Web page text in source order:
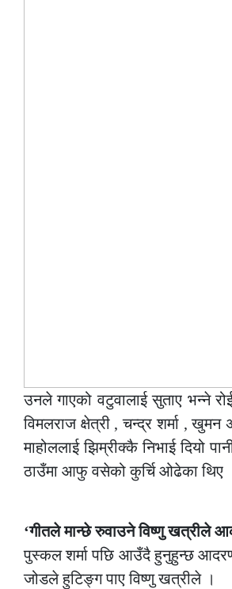
उनले गाएको वटुवालाई सुताए भन्ने
विमलराज क्षेत्री , चन्द्र शर्मा ,
माहोललाई झिम्रीक्कै निभाई दियो
ठाउँमा आफु वसेको कुर्चि ओढेका थिए
‘गीतले मान्छे रुवाउने विष्णु खत्रीले
पुस्कल शर्मा पछि आउँदै हुनुहुन्छ
जोडले हुटिङ्ग पाए विष्णु खत्रीले ।